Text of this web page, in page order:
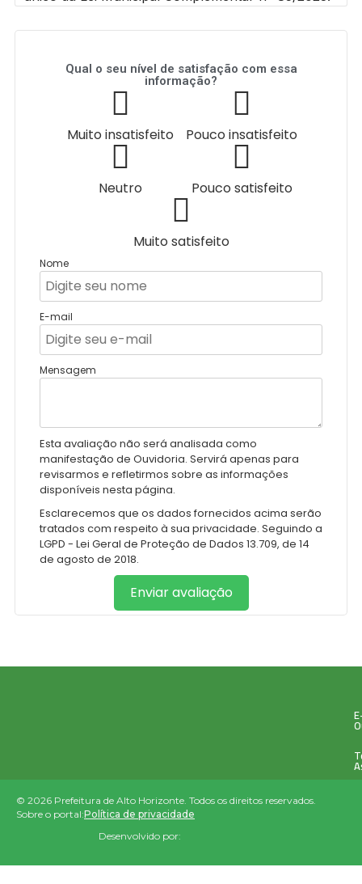
Qual o seu nível de satisfação com essa
informação?
Muito insatisfeito Pouco insatisfeito
Neutro Pouco satisfeito
Muito satisfeito
Nome
E-mail
Mensagem
Esta avaliação não será analisada como
manifestação de Ouvidoria. Servirá apenas para
revisarmos e refletirmos sobre as informações
disponíveis nesta página.
Esclarecemos que os dados fornecidos acima serão
tratados com respeito à sua privacidade. Seguindo a
LGPD - Lei Geral de Proteção de Dados 13.709, de 14
de agosto de 2018.
Enviar avaliação
© 2026 Prefeitura de Alto Horizonte. Todos os direitos reservados.
Sobre o portal:Política de privacidade
Desenvolvido por: